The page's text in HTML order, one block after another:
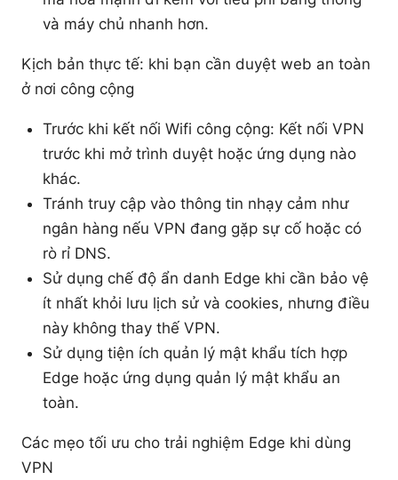
và máy chủ nhanh hơn.
Kịch bản thực tế: khi bạn cần duyệt web an toàn
ở nơi công cộng
Trước khi kết nối Wifi công cộng: Kết nối VPN
trước khi mở trình duyệt hoặc ứng dụng nào
khác.
Tránh truy cập vào thông tin nhạy cảm như
ngân hàng nếu VPN đang gặp sự cố hoặc có
rò rỉ DNS.
Sử dụng chế độ ẩn danh Edge khi cần bảo vệ
ít nhất khỏi lưu lịch sử và cookies, nhưng điều
này không thay thế VPN.
Sử dụng tiện ích quản lý mật khẩu tích hợp
Edge hoặc ứng dụng quản lý mật khẩu an
toàn.
Các mẹo tối ưu cho trải nghiệm Edge khi dùng
VPN